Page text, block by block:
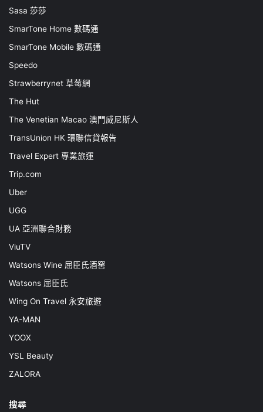
Sasa 莎莎
SmarTone Home 數碼通
SmarTone Mobile 數碼通
Speedo
Strawberrynet 草莓網
The Hut
The Venetian Macao 澳門威尼斯人
TransUnion HK 環聯信貸報告
Travel Expert 專業旅運
Trip.com
Uber
UGG
UA 亞洲聯合財務
ViuTV
Watsons Wine 屈臣氏酒窖
Watsons 屈臣氏
Wing On Travel 永安旅遊
YA-MAN
YOOX
YSL Beauty
ZALORA
搜尋